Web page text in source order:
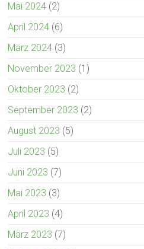
Mai 2024 (2)
April 2024 (6)
März 2024 (3)
November 2023 (1)
Oktober 2023 (2)
September 2023 (2)
August 2023 (5)
Juli 2023 (5)
Juni 2023 (7)
Mai 2023 (3)
April 2023 (4)
März 2023 (7)